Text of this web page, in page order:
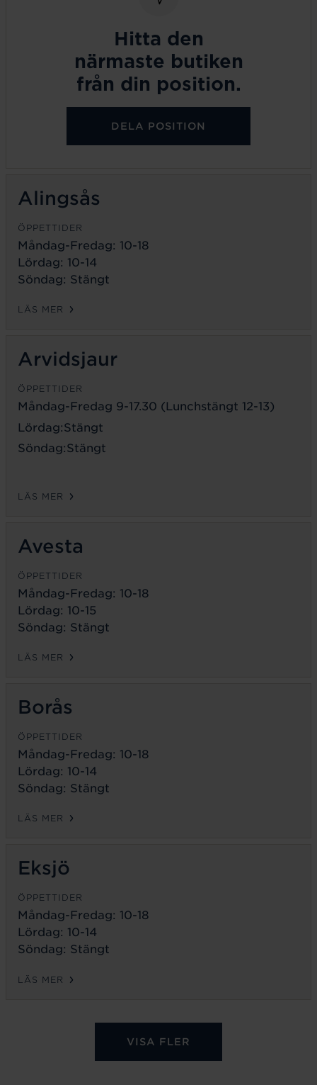
Hitta den
närmaste butiken
från din position.
DELA POSITION
Alingsås
ÖPPETTIDER
Måndag-Fredag: 10-18
Lördag: 10-14
Söndag: Stängt
LÄS MER
Arvidsjaur
ÖPPETTIDER
Måndag-Fredag 9-17.30 (Lunchstängt 12-13)
Lördag:Stängt
Söndag:Stängt
LÄS MER
Avesta
ÖPPETTIDER
Måndag-Fredag: 10-18
Lördag: 10-15
Söndag: Stängt
LÄS MER
Borås
ÖPPETTIDER
Måndag-Fredag: 10-18
Lördag: 10-14
Söndag: Stängt
LÄS MER
Eksjö
ÖPPETTIDER
Måndag-Fredag: 10-18
Lördag: 10-14
Söndag: Stängt
LÄS MER
VISA FLER